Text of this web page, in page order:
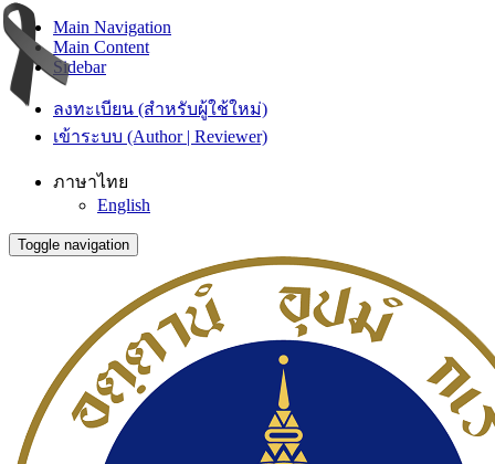
Main Navigation
Main Content
Sidebar
ลงทะเบียน (สำหรับผู้ใช้ใหม่)
เข้าระบบ (Author | Reviewer)
ภาษาไทย
English
Toggle navigation